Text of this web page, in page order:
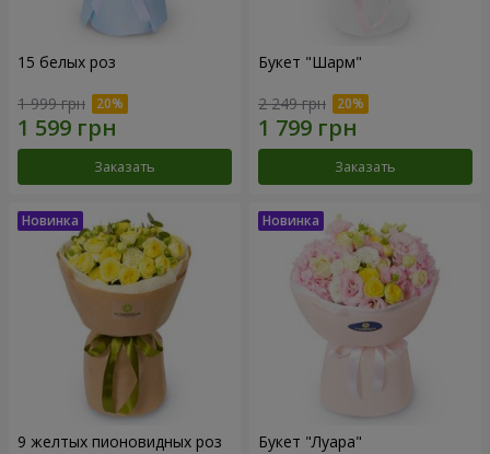
15 белых роз
1 999 грн
Заказать
Букет "Шарм"
2 249 грн
Заказать
9 желтых пионовидных роз Букет "Луара"